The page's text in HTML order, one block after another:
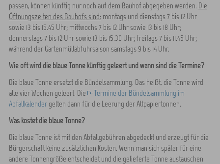
passen, können künftig nur noch auf dem Bauhof abgegeben werden. Die
Öffnungszeiten des Bauhofs sind: montags und dienstags 7 bis 12 Uhr
sowie 13 bis 15.45 Uhr; mittwochs 7 bis 12 Uhr sowie 13 bis 18 Uhr;
donnerstags 7 bis 12 Uhr sowie 13 bis 15.30 Uhr; freitags 7 bis 11.45 Uhr;
während der Gartenmüllabfuhrsaison samstags 9 bis 14 Uhr.
Wie oft wird die blaue Tonne künftig geleert und wann sind die Termine?
Die blaue Tonne ersetzt die Bündelsammlung. Das heißt, die Tonne wird
alle vier Wochen geleert. Die
Termine der Bündelsammlung im
Abfallkalendergelten dann für die Leerung der Altpapiertonnen.
Was kostet die blaue Tonne?
Die blaue Tonne ist mit den Abfallgebühren abgedeckt und erzeugt für die
Bürgerschaft keine zusätzlichen Kosten. Wenn man sich später für eine
andere Tonnengröße entscheidet und die gelieferte Tonne austauschen